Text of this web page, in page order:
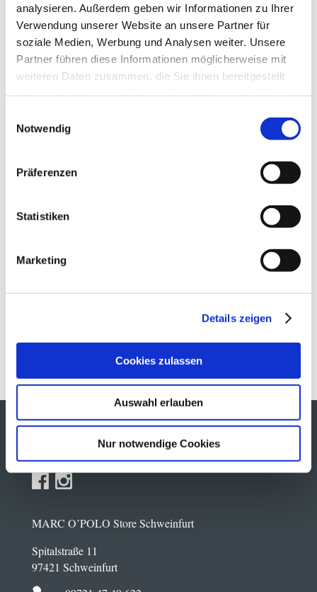
analysieren. Außerdem geben wir Informationen zu Ihrer
Verwendung unserer Website an unsere Partner für
soziale Medien, Werbung und Analysen weiter. Unsere
Partner führen diese Informationen möglicherweise mit
weiteren Daten zusammen, die Sie ihnen bereitgestellt
Notwendig
Präferenzen
Statistiken
Marketing
Details zeigen
Cookies zulassen
Auswahl erlauben
Nur notwendige Cookies
Hose Modell TORNE
99.95€ inkl. MwSt.
MARC O´POLO
MARC O’POLO Store Schweinfurt
Spitalstraße 11
97421 Schweinfurt